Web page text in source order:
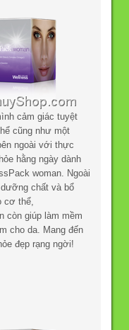
cảm giác tuyệt
cũng như một
ngoài với thực
hằng ngày dành
woman. Ngoài
chất và bổ
cơ thể,
còn giúp làm mềm
cho da. Mang đến
đẹp rạng ngời!